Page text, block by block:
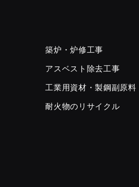
築炉・炉修工事
アスベスト除去工事
工業用資材・製鋼副原料
耐火物のリサイクル